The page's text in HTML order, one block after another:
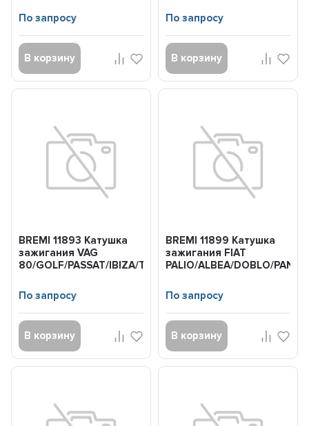
По запросу
В корзину
По запросу
В корзину
BREMI 11893 Катушка
зажигания VAG
80/GOLF/PASSAT/IBIZA/TOLEDO/FELICIA/POLO/JE...
По запросу
В корзину
BREMI 11899 Катушка
зажигания FIAT
PALIO/ALBEA/DOBLO/
По запросу
В корзину